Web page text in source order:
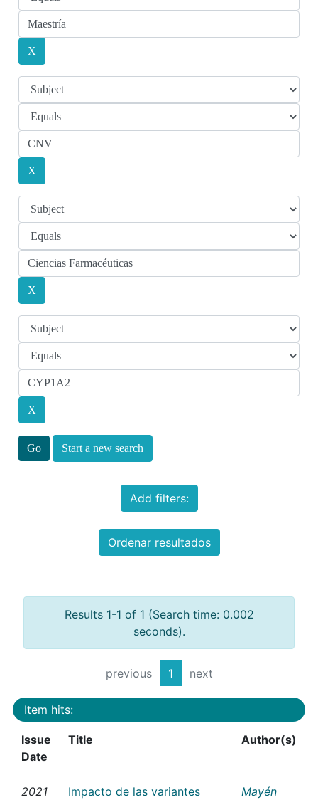
Start a new search
Add filters:
Ordenar resultados
Results 1-1 of 1 (Search time: 0.002
seconds).
previous 1 next
Item hits:
Issue
Date
Title Author(s)
2021
Impacto de las variantes
Mayén